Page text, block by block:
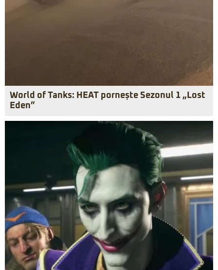
World of Tanks: HEAT pornește Sezonul 1 „Lost
Eden”